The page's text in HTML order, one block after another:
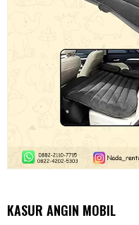
KASUR ANGIN MOBIL